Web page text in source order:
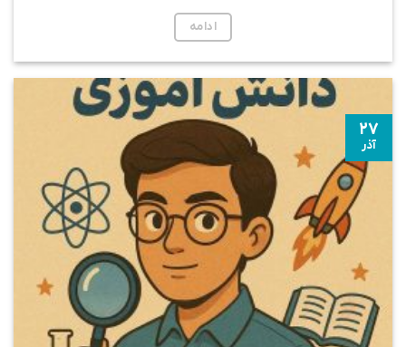
ادامه
۲۷
آذر